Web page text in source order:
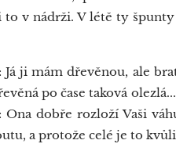
to v nádrži. V létě ty
Já ji mám dřevěnou, ale
po čase taková
Ona dobře rozloží Vaši
a protože celé je to